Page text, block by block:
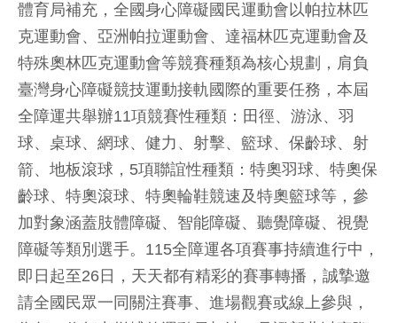
體育局補充，全國身心障礙國民運動會以帕拉林匹
克運動會、亞洲帕拉運動會、達福林匹克運動會及
特殊奧林匹克運動會等競賽種類為核心規劃，肩負
臺灣身心障礙競技運動接軌國際的重要任務，本屆
全障運共舉辦11項競賽性種類：田徑、游泳、羽
球、桌球、網球、健力、射擊、籃球、保齡球、射
箭、地板滾球，5項聯誼性種類：特奧羽球、特奧保
齡球、特奧滾球、特奧輪鞋競速及特奧籃球等，參
加對象涵蓋肢體障礙、智能障礙、聽覺障礙、視覺
障礙等類別選手。115全障運各項賽事持續進行中，
即日起至26日，天天都有精彩的賽事轉播，誠摯邀
請全國民眾一同關注賽事、進場觀賽或線上參與，